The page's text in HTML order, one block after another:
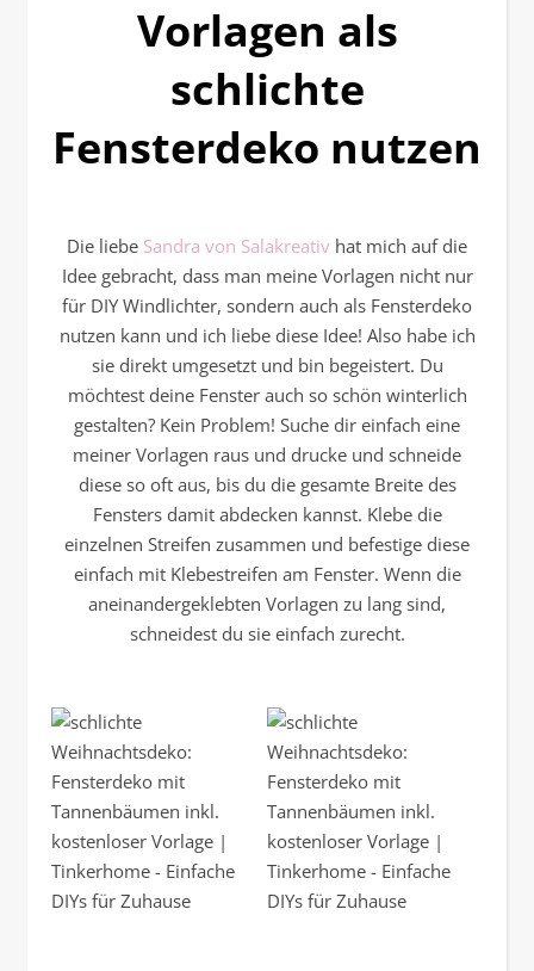
Vorlagen als
schlichte
Fensterdeko nutzen
Die liebe Sandra von Salakreativ hat mich auf die
Idee gebracht, dass man meine Vorlagen nicht nur
für DIY Windlichter, sondern auch als Fensterdeko
nutzen kann und ich liebe diese Idee! Also habe ich
sie direkt umgesetzt und bin begeistert. Du
möchtest deine Fenster auch so schön winterlich
gestalten? Kein Problem! Suche dir einfach eine
meiner Vorlagen raus und drucke und schneide
diese so oft aus, bis du die gesamte Breite des
Fensters damit abdecken kannst. Klebe die
einzelnen Streifen zusammen und befestige diese
einfach mit Klebestreifen am Fenster. Wenn die
aneinandergeklebten Vorlagen zu lang sind,
schneidest du sie einfach zurecht.